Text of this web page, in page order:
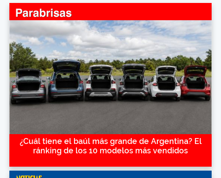
¿Cuál tiene el baúl más grande de Argentina? El
ránking de los 10 modelos más vendidos